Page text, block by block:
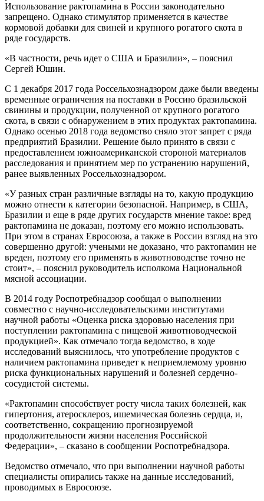
Использование рактопамина в России законодательно
запрещено. Однако стимулятор применяется в качестве
кормовой добавки для свиней и крупного рогатого скота в
ряде государств.
«В частности, речь идет о США и Бразилии», – пояснил
Сергей Юшин.
С 1 декабря 2017 года Россельхознадзором даже были введены
временные ограничения на поставки в Россию бразильской
свинины и продукции, полученной от крупного рогатого
скота, в связи с обнаружением в этих продуктах рактопамина.
Однако осенью 2018 года ведомство сняло этот запрет с ряда
предприятий Бразилии. Решение было принято в связи с
предоставлением южноамериканской стороной материалов
расследования и принятием мер по устранению нарушений,
ранее выявленных Россельхознадзором.
«У разных стран различные взгляды на то, какую продукцию
можно отнести к категории безопасной. Например, в США,
Бразилии и еще в ряде других государств мнение такое: вред
рактопамина не доказан, поэтому его можно использовать.
При этом в странах Евросоюза, а также в России взгляд на это
совершенно другой: учеными не доказано, что рактопамин не
вреден, поэтому его применять в животноводстве точно не
стоит», – пояснил руководитель исполкома Национальной
мясной ассоциации.
В 2014 году Роспотребнадзор сообщал о выполнении
совместно с научно-исследовательскими институтами
научной работы «Оценка риска здоровью населения при
поступлении рактопамина с пищевой животноводческой
продукцией». Как отмечало тогда ведомство, в ходе
исследований выяснилось, что употребление продуктов с
наличием рактопамина приведет к неприемлемому уровню
риска функциональных нарушений и болезней сердечно-
сосудистой системы.
«Рактопамин способствует росту числа таких болезней, как
гипертония, атеросклероз, ишемическая болезнь сердца, и,
соответственно, сокращению прогнозируемой
продолжительности жизни населения Российской
Федерации», – сказано в сообщении Роспотребнадзора.
Ведомство отмечало, что при выполнении научной работы
специалисты опирались также на данные исследований,
проводимых в Евросоюзе.